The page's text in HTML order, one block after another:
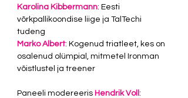
Karolina Kibbermann: Eesti
võrkpallikoondise liige ja TalTechi
tudeng
Marko Albert: Kogenud triatleet, kes on
osalenud olümpial, mitmetel Ironman
võistlustel ja treener
Paneeli modereeris Hendrik Voll :